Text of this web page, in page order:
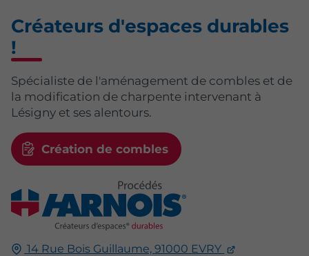
14 Rue Bois Guillaume,91000 EVRY
Créateurs d'espaces durables
!
Spécialiste de l'aménagement de combles et de
la modification de charpente intervenant à
Lésigny et ses alentours.
Création de combles